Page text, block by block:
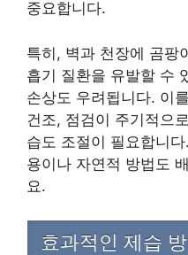
중요합니다.
특히, 벽과 천장에 곰팡
흡기 질환을 유발할 수
손상도 우려됩니다. 이
건조, 점검이 주기적으
습도 조절이 필요합니
용이나 자연적 방법도
요.
효과적인 제습